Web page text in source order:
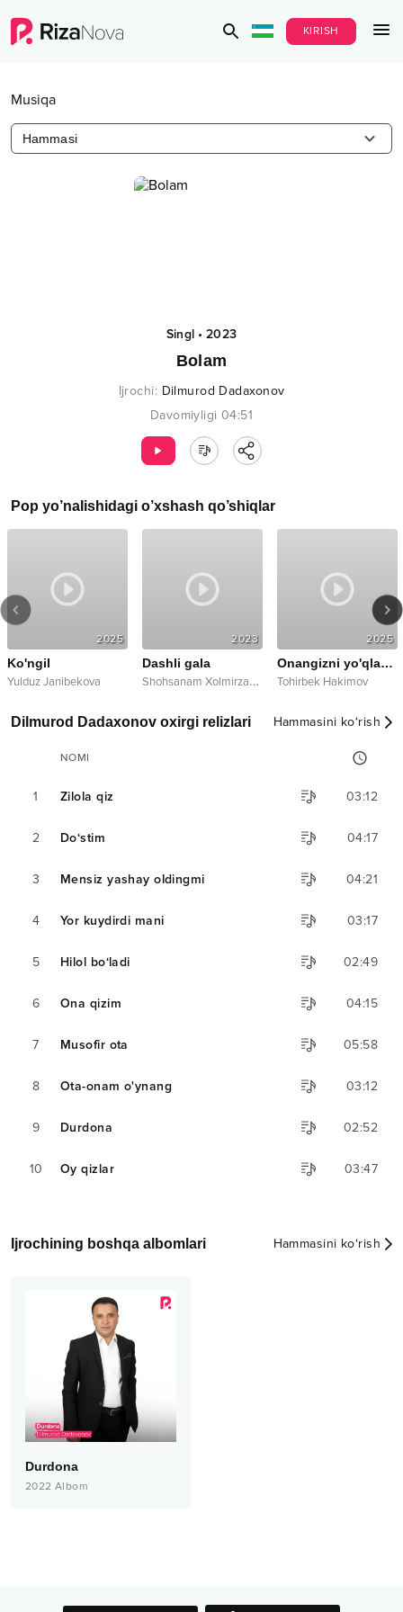
KIRISH
Musiqa
Hammasi
Singl•2023
Bolam
Ijrochi: Dilmurod Dadaxonov
Davomiyligi 04:51
Pop yo’nalishidagi o’xshash qo’shiqlar
2025
Ko'ngil
Yulduz Janibekova
2023
Dashli gala
S
hohsanam Xolmirzayeva
2025
Onangizni yo'qladingizmi
Tohirbek Hakimov
Dilmurod Dadaxonov oxirgi relizlari Hammasini ko‘rish
NOMI
1 Zilola qiz 03:12
2 Do‘stim 04:17
3 Mensiz yashay oldingmi 04:21
4 Yor kuydirdi mani 03:17
5 Hilol bo‘ladi 02:49
6 Ona qizim 04:15
7 Musofir ota 05:58
8 Ota-onam o'ynang 03:12
9 Durdona 02:52
10 Oy qizlar 03:47
Ijrochining boshqa albomlari Hammasini ko‘rish
Durdona
2022 Albom